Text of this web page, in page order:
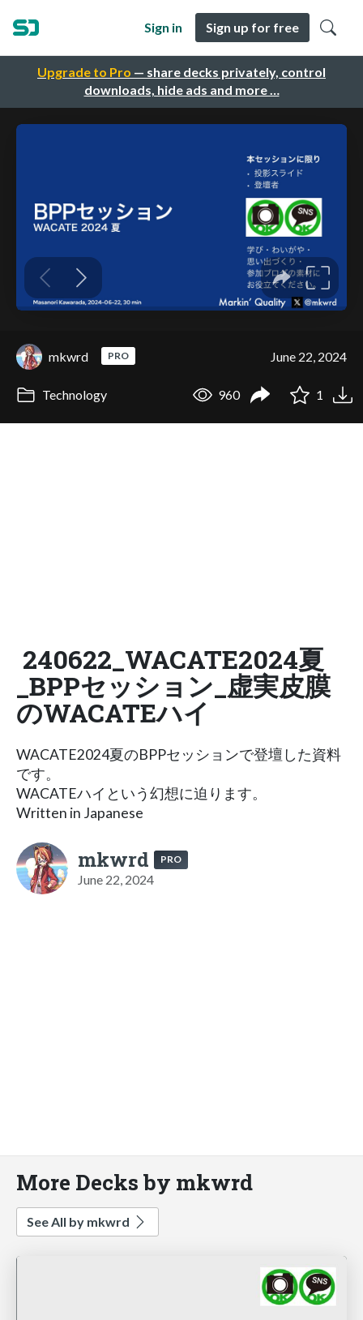
Upgrade to Pro — share decks privately, control
downloads, hide ads and more …
Sign in Sign up for free
mkwrd PRO June 22, 2024
Technology 960 1
240622_WACATE2024夏
_BPPセッション_虚実皮膜
のWACATEハイ
WACATE2024夏のBPPセッションで登壇した資料
です。
WACATEハイという幻想に迫ります。
Written in Japanese
mkwrd PRO
June 22, 2024
More Decks by mkwrd
See All by mkwrd